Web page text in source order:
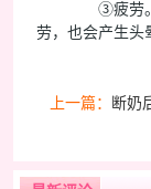
③疲劳。
劳，也会产生头
上一篇： 断奶